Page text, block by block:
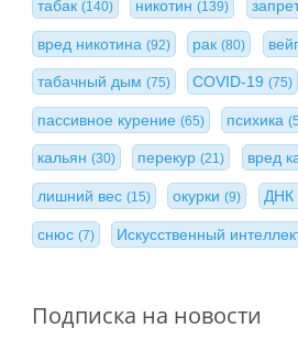
табак (140) никотин(139)
вред никотина (92) рак(80)
табачный дым (75) COVID-19(75)
пассивное курение (65) психика
кальян (30) перекур(21) вред
лишний вес (15) окурки(9) ДНК
снюс (7) Искусственный
Подписка на новости